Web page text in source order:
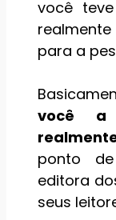
você
para a
você a
ponto
editora
seus